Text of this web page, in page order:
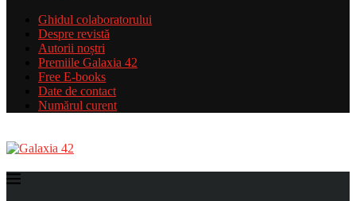
Ghidul colaboratorului
Despre revistă
Autorii noștri
Premiile Galaxia 42
Free E-books
Date de contact
Numărul curent